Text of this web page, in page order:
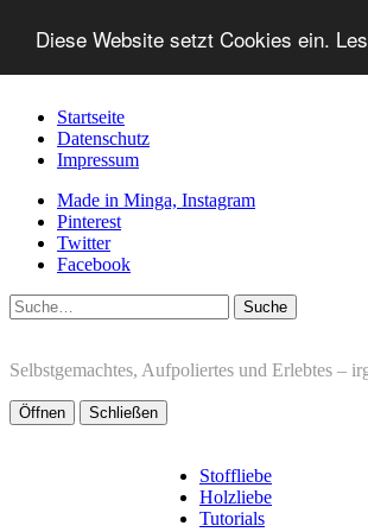
Diese Website setzt Cookies ein.
Startseite
Datenschutz
Impressum
Made in Minga, Instagram
Pinterest
Twitter
Facebook
Suche
Selbstgemachtes, Aufpoliertes und Erlebtes –
Öffnen Schließen
Stoffliebe
Holzliebe
Tutorials